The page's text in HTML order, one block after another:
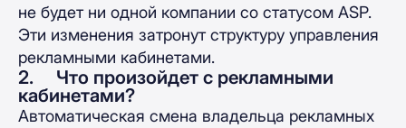
не будет ни одной компании со статусом ASP.
Эти изменения затронут структуру управления
рекламными кабинетами.
2. Что произойдет с рекламными
кабинетами?
Автоматическая смена владельца рекламных